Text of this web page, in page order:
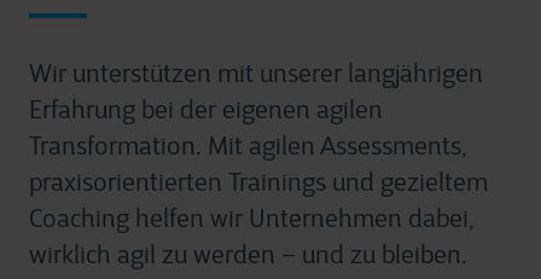
Wir unterstützen mit unserer langjährigen
Erfahrung bei der eigenen agilen
Transformation. Mit agilen Assessments,
praxisorientierten Trainings und gezieltem
Coaching helfen wir Unternehmen dabei,
wirklich agil zu werden – und zu bleiben.